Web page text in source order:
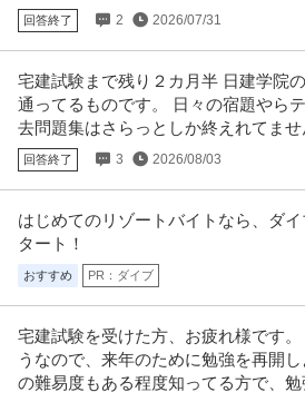
回答終了 2 2026/07/31
宅建試験まで残り２カ月半 日建学院
通ってるものです。 日々の宿題やら
去問題集はさらっとしか終えれてませ
回答終了 3 2026/08/03
はじめてのリゾートバイトなら、ダ
タート！
おすすめ PR：ダイブ
宅建試験を受けた方、お疲れ様です
うなので、来年のために勉強を再開
の難易度もある程度知ってる方で、勉